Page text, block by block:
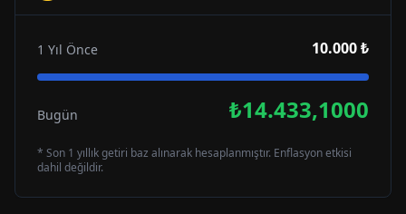
1 Yıl Önce 10.000 ₺
Bugün ₺14.433,1000
* Son 1 yıllık getiri baz alınarak hesaplanmıştır. Enflasyon etkisi
dahil değildir.